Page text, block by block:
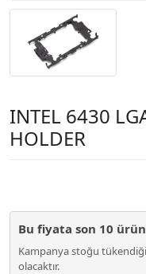
INTEL 6430
HOLDER
Bu fiyata son 10
Kampanya stoğu
olacaktır.